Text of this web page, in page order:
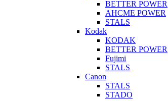
BETTER POWER
AHCME POWER
STALS
Kodak
KODAK
BETTER POWER
Fujimi
STALS
Canon
STALS
STADO